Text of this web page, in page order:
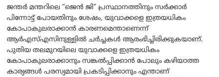
ജന്തർ മന്തറിലെ “ജെൻ ജി” പ്രസ്ഥാനത്തിനും സർക്കാർ
പിന്നോട്ട് പോയതിനും ശേഷം, യുവാക്കളെ ഇത്രയധികം
കോപാകുലരാക്കാൻ കാരണമെന്താണെന്ന്
ആർ‌എസ്‌എസിനുള്ളിൽ ചർച്ചകൾ ആരംഭിച്ചിരിക്കുകയാണ്.
പുതിയ തലമുറയിലെ യുവാക്കളെ ഇത്രയധികം
കോപാകുലരാക്കാനും സങ്കൽപ്പിക്കാൻ പോലും കഴിയാത്ത
കാര്യങ്ങൾ പരസ്യമായി പ്രകടിപ്പിക്കാനും എന്താണ്